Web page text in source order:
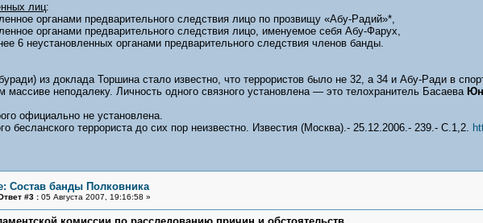
лиц:
органами предварительного следствия лицо по прозвищу «Абу-Радий»*,
органами предварительного следствия лицо, именуемое себя Абу-Фарух,
6 неустановленных органами предварительного следствия членов банды.
из доклада Торшина стало известно, что террористов было не 32, а 34 и Абу-Ради в
массиве неподалеку. Личность одного связного установлена — это телохранитель Басаева
официально не установлена.
бесланского террориста до сих пор неизвестно. Известия (Москва).- 25.12.2006.- 239.- C.1,2.
Состав банды Полковника
#3 :05 Августа 2007, 19:16:58 »